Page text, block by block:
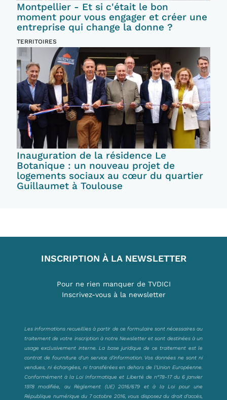
Montpellier - Et si c'était le bon
moment pour vous engager et créer une
entreprise qui change la donne ?
TERRITOIRES
Inauguration de la résidence Le
Botanique : un nouveau projet de
logements sociaux au cœur du quartier
Guillaumet à Toulouse
INSCRIPTION À LA NEWSLETTER
Pour ne rien manquer de TVDICI
Inscrivez-vous à la newsletter
Les informations recueillies à partir de ce formulaire sont nécessaires au
traitement de votre inscription à notre Newsletter et sont destinées à un
usage exclusivement interne. La base juridique de ce traitement est le
contrat de fourniture d’un service d’information. Vos données ne sont ni
vendues, ni échangées, ni transférées en dehors de l’Union Européenne.
Conformément à la Loi Informatique et Liberté de n°78-17 du 6 janvier
1978 modifiée, au Règlement (UE) 2016/679 et à la Loi pour une
République numérique du 7 octobre 2016, vous disposez du droit d’accès,